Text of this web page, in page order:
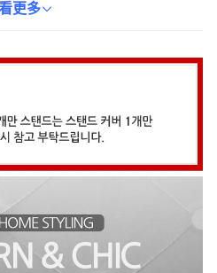
的居家環境更加整潔有序。有了這
更多